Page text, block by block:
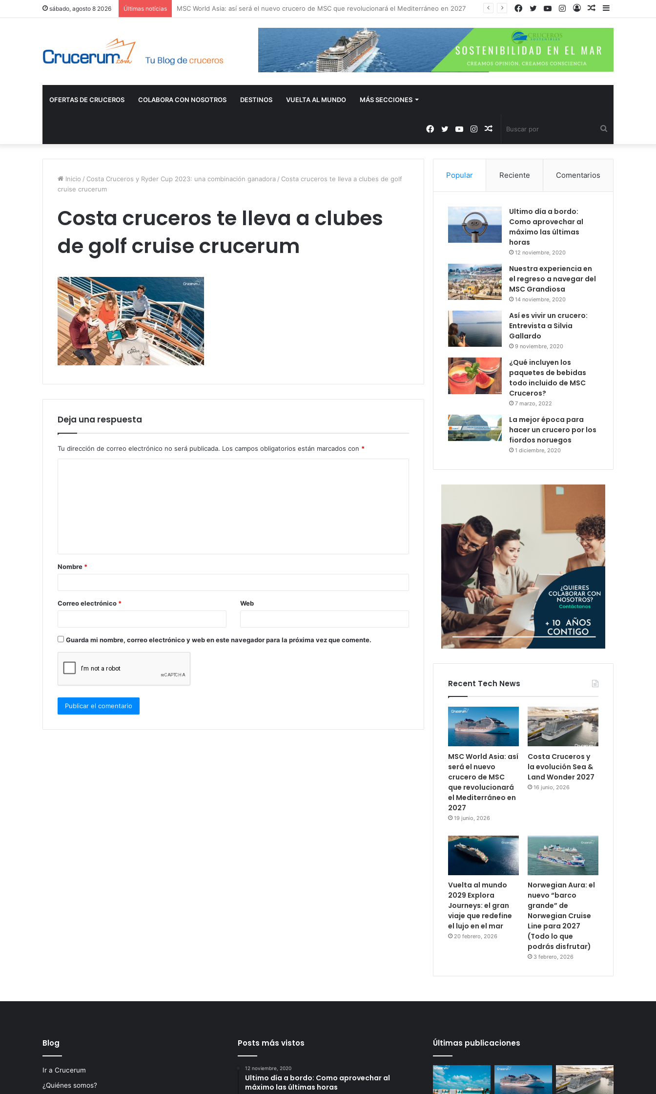
sábado, agosto 8 2026 Últimas notícias
Barra
Publicación
Acceso
Instagram
YouTube
Twitter
Facebook
OFERTAS DE CRUCEROS COLABORA CON NOSOTROS DESTINOS VUELTA AL MUNDO MÁS SECCIONES
por
Publicación
al
Instagram
YouTube
Twitter
Facebook
Inicio / Costa Cruceros y Ryder Cup 2023: una combinación ganadora / Costa cruceros te lleva a clubes de golf
cruise crucerum
Costa cruceros te lleva a clubes
de golf cruise crucerum
Deja una respuesta
Tu dirección de correo electrónico no será publicada. Los campos obligatorios están marcados con *
a
r
*
Nombre *
Correo electrónico * Web
Guarda mi nombre, correo electrónico y web en este navegador para la próxima vez que comente.
Popular Reciente Comentarios
Ultimo día a bordo:
Como aprovechar al
máximo las últimas
horas
12 noviembre, 2020
Nuestra experiencia en
el regreso a navegar del
MSC Grandiosa
14 noviembre, 2020
Así es vivir un crucero:
Entrevista a Silvia
Gallardo
9 noviembre, 2020
¿Qué incluyen los
paquetes de bebidas
todo incluido de MSC
Cruceros?
7 marzo, 2022
La mejor época para
hacer un crucero por los
fiordos noruegos
1 diciembre, 2020
Recent Tech News
MSC World Asia: así
será el nuevo
crucero de MSC
que revolucionará
el Mediterráneo en
2027
19 junio, 2026
Costa Cruceros y
la evolución Sea &
Land Wonder 2027
16 junio, 2026
Vuelta al mundo
2029 Explora
Journeys: el gran
viaje que redefine
el lujo en el mar
20 febrero, 2026
Norwegian Aura: el
nuevo “barco
grande” de
Norwegian Cruise
Line para 2027
(Todo lo que
podrás disfrutar)
3 febrero, 2026
Blog
Ir a Crucerum
¿Quiénes somos?
Posts más vistos
12 noviembre, 2020
Ultimo día a bordo: Como aprovechar al
máximo las últimas horas
Últimas publicaciones